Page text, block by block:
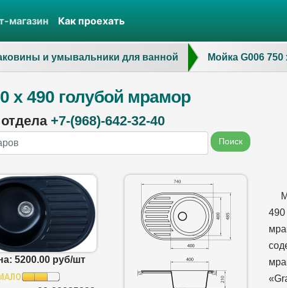
магазин Как проехать
и умывальники для ванной Мойка G006 750
х 490 голубой мрамор
+7-(968)-642-32-40
Поиск
5200.00 руб/шт